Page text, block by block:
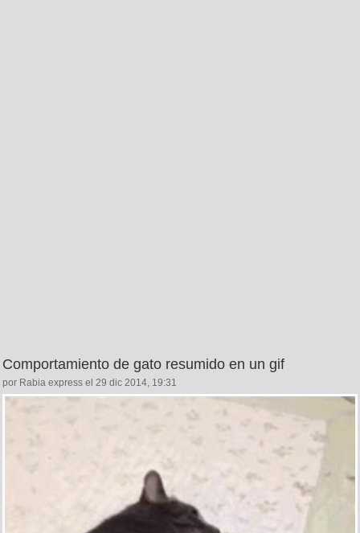
Comportamiento de gato resumido en un gif
por Rabia express el 29 dic 2014, 19:31